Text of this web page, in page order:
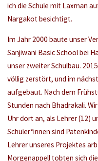
ich die Schule mit Laxman
Nargakot besichtigt.
Im Jahr 2000 baute unser
Sanjiwani Basic School bei
unser zweiter Schulbau.
völlig zerstört, und im
aufgebaut. Nach dem
Stunden nach Bhadrakali.
Uhr dort an, als Lehrer (12)
Schüler*innen sind
Lehrer unseres Projektes
Morgenappell tobten sich